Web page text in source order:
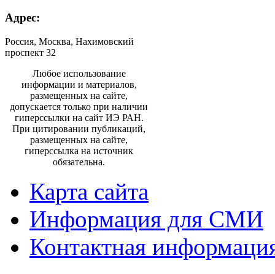
Адрес:
Россия, Москва, Нахимовский
проспект 32
Любое использование
информации и материалов,
размещенных на сайте,
допускается только при наличии
гиперссылки на сайт ИЭ РАН.
При цитировании публикаций,
размещенных на сайте,
гиперссылка на источник
обязательна.
Карта сайта
Информация для СМИ
Контактная